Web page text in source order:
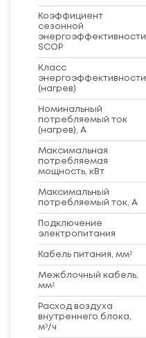
Коэффициент
сезонной
энергоэффективности
SCOP
Класс
энергоэффективности
(нагрев)
Номинальный
потребляемый ток
(нагрев), А
Максимальная
потребляемая
мощность, кВт
Максимальный
потребляемый ток, А
Подключение
электропитания
Кабель питания, мм²
Межблочный кабель,
мм²
Расход воздуха
внутреннего блока,
м³/ч